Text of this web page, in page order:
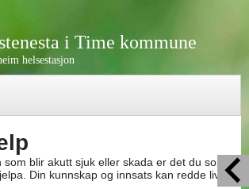
i Time kommune
helsestasjon
blir akutt sjuk eller skada er det du som
Din kunnskap og innsats kan redde liv.